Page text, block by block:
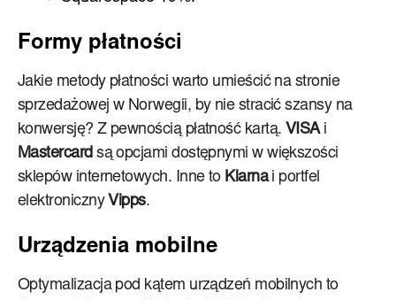
Formy płatności
Jakie metody płatności warto umieścić na stronie
sprzedażowej w Norwegii, by nie stracić szansy na
konwersję? Z pewnością płatność kartą. VISAi
Mastercardsą opcjami dostępnymi w większości
sklepów internetowych. Inne to Klarnai portfel
elektroniczny Vipps.
Urządzenia mobilne
Optymalizacja pod kątem urządzeń mobilnych to